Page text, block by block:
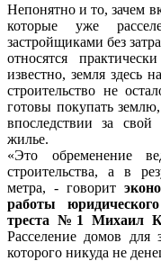
Непонятно и то, зачем
которые уже
застройщиками без
относятся
известно, земля здесь
строительство не
готовы покупать
впоследствии за свой
жилье.
«Это обременение
строительства, а в
метра, - говорит
работы
треста №1 Михаил
Расселение домов для
которого никуда не